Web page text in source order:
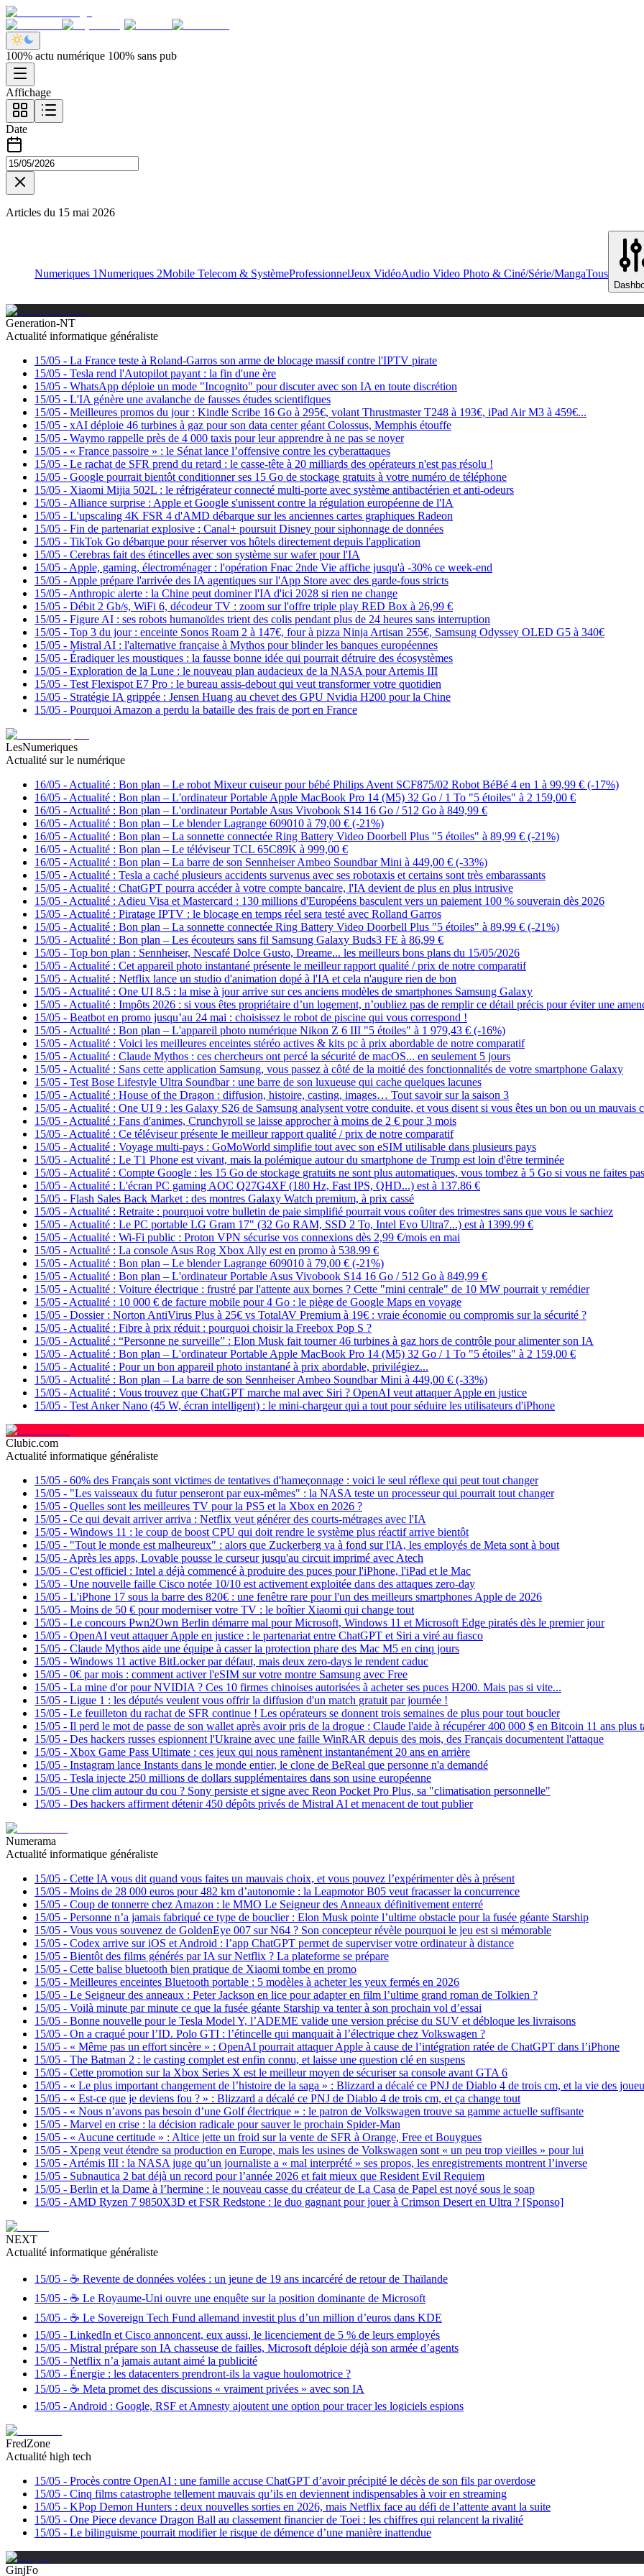
100% actu numérique 100% sans pub
Affichage
Date
Articles du 15 mai 2026
Numeriques 1Numeriques 2Mobile Telecom & SystèmeProfessionnelJeux VidéoAudio Video Photo & Ciné/Série/MangaTous
Generation-NT
Actualité informatique généraliste
15/05 - La France teste à Roland-Garros son arme de blocage massif contre l'IPTV pirate
15/05 - Tesla rend l'Autopilot payant : la fin d'une ère
15/05 - WhatsApp déploie un mode "Incognito" pour discuter avec son IA en toute discrétion
15/05 - L'IA génère une avalanche de fausses études scientifiques
15/05 - Meilleures promos du jour : Kindle Scribe 16 Go à 295€, volant Thrustmaster T248 à 193€, iPad Air M3 à 459€...
15/05 - xAI déploie 46 turbines à gaz pour son data center géant Colossus, Memphis étouffe
15/05 - Waymo rappelle près de 4 000 taxis pour leur apprendre à ne pas se noyer
15/05 - « France passoire » : le Sénat lance l’offensive contre les cyberattaques
15/05 - Le rachat de SFR prend du retard : le casse-tête à 20 milliards des opérateurs n'est pas résolu !
15/05 - Google pourrait bientôt conditionner ses 15 Go de stockage gratuits à votre numéro de téléphone
15/05 - Xiaomi Mijia 502L : le réfrigérateur connecté multi-porte avec système antibactérien et anti-odeurs
15/05 - Alliance surprise : Apple et Google s'unissent contre la régulation européenne de l'IA
15/05 - L'upscaling 4K FSR 4 d'AMD débarque sur les anciennes cartes graphiques Radeon
15/05 - Fin de partenariat explosive : Canal+ poursuit Disney pour siphonnage de données
15/05 - TikTok Go débarque pour réserver vos hôtels directement depuis l'application
15/05 - Cerebras fait des étincelles avec son système sur wafer pour l'IA
15/05 - Apple, gaming, électroménager : l'opération Fnac 2nde Vie affiche jusqu'à -30% ce week-end
15/05 - Apple prépare l'arrivée des IA agentiques sur l'App Store avec des garde-fous stricts
15/05 - Anthropic alerte : la Chine peut dominer l'IA d'ici 2028 si rien ne change
15/05 - Débit 2 Gb/s, WiFi 6, décodeur TV : zoom sur l'offre triple play RED Box à 26,99 €
15/05 - Figure AI : ses robots humanoïdes trient des colis pendant plus de 24 heures sans interruption
15/05 - Top 3 du jour : enceinte Sonos Roam 2 à 147€, four à pizza Ninja Artisan 255€, Samsung Odyssey OLED G5 à 340€
15/05 - Mistral AI : l'alternative française à Mythos pour blinder les banques européennes
15/05 - Éradiquer les moustiques : la fausse bonne idée qui pourrait détruire des écosystèmes
15/05 - Exploration de la Lune : le nouveau plan audacieux de la NASA pour Artemis III
15/05 - Test Flexispot E7 Pro : le bureau assis-debout qui veut transformer votre quotidien
15/05 - Stratégie IA grippée : Jensen Huang au chevet des GPU Nvidia H200 pour la Chine
15/05 - Pourquoi Amazon a perdu la bataille des frais de port en France
LesNumeriques
Actualité sur le numérique
16/05 - Actualité : Bon plan – Le robot Mixeur cuiseur pour bébé Philips Avent SCF875/02 Robot BéBé 4 en 1 à 99,99 € (-17%)
16/05 - Actualité : Bon plan – L'ordinateur Portable Apple MacBook Pro 14 (M5) 32 Go / 1 To "5 étoiles" à 2 159,00 €
16/05 - Actualité : Bon plan – L'ordinateur Portable Asus Vivobook S14 16 Go / 512 Go à 849,99 €
16/05 - Actualité : Bon plan – Le blender Lagrange 609010 à 79,00 € (-21%)
16/05 - Actualité : Bon plan – La sonnette connectée Ring Battery Video Doorbell Plus "5 étoiles" à 89,99 € (-21%)
16/05 - Actualité : Bon plan – Le téléviseur TCL 65C89K à 999,00 €
16/05 - Actualité : Bon plan – La barre de son Sennheiser Ambeo Soundbar Mini à 449,00 € (-33%)
15/05 - Actualité : Tesla a caché plusieurs accidents survenus avec ses robotaxis et certains sont très embarassants
15/05 - Actualité : ChatGPT pourra accéder à votre compte bancaire, l'IA devient de plus en plus intrusive
15/05 - Actualité : Adieu Visa et Mastercard : 130 millions d'Européens basculent vers un paiement 100 % souverain dès 2026
15/05 - Actualité : Piratage IPTV : le blocage en temps réel sera testé avec Rolland Garros
15/05 - Actualité : Bon plan – La sonnette connectée Ring Battery Video Doorbell Plus "5 étoiles" à 89,99 € (-21%)
15/05 - Actualité : Bon plan – Les écouteurs sans fil Samsung Galaxy Buds3 FE à 86,99 €
15/05 - Top bon plan : Sennheiser, Nescafé Dolce Gusto, Dreame... les meilleurs bons plans du 15/05/2026
15/05 - Actualité : Cet appareil photo instantané présente le meilleur rapport qualité / prix de notre comparatif
15/05 - Actualité : Netflix lance un studio d'animation dopé à l'IA et cela n'augure rien de bon
15/05 - Actualité : One UI 8.5 : la mise à jour arrive sur ces anciens modèles de smartphones Samsung Galaxy
15/05 - Actualité : Impôts 2026 : si vous êtes propriétaire d’un logement, n’oubliez pas de remplir ce détail précis pour éviter une
15/05 - Beatbot en promo jusqu’au 24 mai : choisissez le robot de piscine qui vous correspond !
15/05 - Actualité : Bon plan – L'appareil photo numérique Nikon Z 6 III "5 étoiles" à 1 979,43 € (-16%)
15/05 - Actualité : Voici les meilleures enceintes stéréo actives & kits pc à prix abordable de notre comparatif
15/05 - Actualité : Claude Mythos : ces chercheurs ont percé la sécurité de macOS... en seulement 5 jours
15/05 - Actualité : Sans cette application Samsung, vous passez à côté de la moitié des fonctionnalités de votre smartphone Galaxy
15/05 - Test Bose Lifestyle Ultra Soundbar : une barre de son luxueuse qui cache quelques lacunes
15/05 - Actualité : House of the Dragon : diffusion, histoire, casting, images… Tout savoir sur la saison 3
15/05 - Actualité : One UI 9 : les Galaxy S26 de Samsung analysent votre conduite, et vous disent si vous êtes un bon ou un mauvais
15/05 - Actualité : Fans d'animes, Crunchyroll se laisse approcher à moins de 2 € pour 3 mois
15/05 - Actualité : Ce téléviseur présente le meilleur rapport qualité / prix de notre comparatif
15/05 - Actualité : Voyage multi-pays : GoMoWorld simplifie tout avec son eSIM utilisable dans plusieurs pays
15/05 - Actualité : Le T1 Phone est vivant, mais la polémique autour du smartphone de Trump est loin d'être terminée
15/05 - Actualité : Compte Google : les 15 Go de stockage gratuits ne sont plus automatiques, vous tombez à 5 Go si vous ne faites
15/05 - Actualité : L'écran PC gaming AOC Q27G4XF (180 Hz, Fast IPS, QHD...) est à 137.86 €
15/05 - Flash Sales Back Market : des montres Galaxy Watch premium, à prix cassé
15/05 - Actualité : Retraite : pourquoi votre bulletin de paie simplifié pourrait vous coûter des trimestres sans que vous le sachiez
15/05 - Actualité : Le PC portable LG Gram 17" (32 Go RAM, SSD 2 To, Intel Evo Ultra7...) est à 1399.99 €
15/05 - Actualité : Wi-Fi public : Proton VPN sécurise vos connexions dès 2,99 €/mois en mai
15/05 - Actualité : La console Asus Rog Xbox Ally est en promo à 538.99 €
15/05 - Actualité : Bon plan – Le blender Lagrange 609010 à 79,00 € (-21%)
15/05 - Actualité : Bon plan – L'ordinateur Portable Asus Vivobook S14 16 Go / 512 Go à 849,99 €
15/05 - Actualité : Voiture électrique : frustré par l'attente aux bornes ? Cette "mini centrale" de 10 MW pourrait y remédier
15/05 - Actualité : 10 000 € de facture mobile pour 4 Go : le piège de Google Maps en voyage
15/05 - Dossier : Norton AntiVirus Plus à 25€ vs TotalAV Premium à 19€ : vraie économie ou compromis sur la sécurité ?
15/05 - Actualité : Fibre à prix réduit : pourquoi choisir la Freebox Pop S ?
15/05 - Actualité : “Personne ne surveille” : Elon Musk fait tourner 46 turbines à gaz hors de contrôle pour alimenter son IA
15/05 - Actualité : Bon plan – L'ordinateur Portable Apple MacBook Pro 14 (M5) 32 Go / 1 To "5 étoiles" à 2 159,00 €
15/05 - Actualité : Pour un bon appareil photo instantané à prix abordable, privilégiez...
15/05 - Actualité : Bon plan – La barre de son Sennheiser Ambeo Soundbar Mini à 449,00 € (-33%)
15/05 - Actualité : Vous trouvez que ChatGPT marche mal avec Siri ? OpenAI veut attaquer Apple en justice
15/05 - Test Anker Nano (45 W, écran intelligent) : le mini-chargeur qui a tout pour séduire les utilisateurs d'iPhone
Clubic.com
Actualité informatique généraliste
15/05 - 60% des Français sont victimes de tentatives d'hameçonnage : voici le seul réflexe qui peut tout changer
15/05 - "Les vaisseaux du futur penseront par eux-mêmes" : la NASA teste un processeur qui pourrait tout changer
15/05 - Quelles sont les meilleures TV pour la PS5 et la Xbox en 2026 ?
15/05 - Ce qui devait arriver arriva : Netflix veut générer des courts-métrages avec l'IA
15/05 - Windows 11 : le coup de boost CPU qui doit rendre le système plus réactif arrive bientôt
15/05 - "Tout le monde est malheureux" : alors que Zuckerberg va à fond sur l'IA, les employés de Meta sont à bout
15/05 - Après les apps, Lovable pousse le curseur jusqu'au circuit imprimé avec Atech
15/05 - C'est officiel : Intel a déjà commencé à produire des puces pour l'iPhone, l'iPad et le Mac
15/05 - Une nouvelle faille Cisco notée 10/10 est activement exploitée dans des attaques zero-day
15/05 - L'iPhone 17 sous la barre des 820€ : une fenêtre rare pour l'un des meilleurs smartphones Apple de 2026
15/05 - Moins de 50 € pour moderniser votre TV : le boîtier Xiaomi qui change tout
15/05 - Le concours Pwn2Own Berlin démarre mal pour Microsoft, Windows 11 et Microsoft Edge piratés dès le premier jour
15/05 - OpenAI veut attaquer Apple en justice : le partenariat entre ChatGPT et Siri a viré au fiasco
15/05 - Claude Mythos aide une équipe à casser la protection phare des Mac M5 en cinq jours
15/05 - Windows 11 active BitLocker par défaut, mais deux zero-days le rendent caduc
15/05 - 0€ par mois : comment activer l'eSIM sur votre montre Samsung avec Free
15/05 - La mine d'or pour NVIDIA ? Ces 10 firmes chinoises autorisées à acheter ses puces H200. Mais pas si vite...
15/05 - Ligue 1 : les députés veulent vous offrir la diffusion d'un match gratuit par journée !
15/05 - Le feuilleton du rachat de SFR continue ! Les opérateurs se donnent trois semaines de plus pour tout boucler
15/05 - Il perd le mot de passe de son wallet après avoir pris de la drogue : Claude l'aide à récupérer 400 000 $ en Bitcoin 11 ans plus
15/05 - Des hackers russes espionnent l'Ukraine avec une faille WinRAR depuis des mois, des Français documentent l'attaque
15/05 - Xbox Game Pass Ultimate : ces jeux qui nous ramènent instantanément 20 ans en arrière
15/05 - Instagram lance Instants dans le monde entier, le clone de BeReal que personne n'a demandé
15/05 - Tesla injecte 250 millions de dollars supplémentaires dans son usine européenne
15/05 - Une clim autour du cou ? Sony persiste et signe avec Reon Pocket Pro Plus, sa "climatisation personnelle"
15/05 - Des hackers affirment détenir 450 dépôts privés de Mistral AI et menacent de tout publier
Numerama
Actualité informatique généraliste
15/05 - Cette IA vous dit quand vous faites un mauvais choix, et vous pouvez l’expérimenter dès à présent
15/05 - Moins de 28 000 euros pour 482 km d’autonomie : la Leapmotor B05 veut fracasser la concurrence
15/05 - Coup de tonnerre chez Amazon : le MMO Le Seigneur des Anneaux définitivement enterré
15/05 - Personne n’a jamais fabriqué ce type de bouclier : Elon Musk pointe l’ultime obstacle pour la fusée géante Starship
15/05 - Vous vous souvenez de GoldenEye 007 sur N64 ? Son concepteur révèle pourquoi le jeu est si mémorable
15/05 - Codex arrive sur iOS et Android : l’app ChatGPT permet de superviser votre ordinateur à distance
15/05 - Bientôt des films générés par IA sur Netflix ? La plateforme se prépare
15/05 - Cette balise bluetooth bien pratique de Xiaomi tombe en promo
15/05 - Meilleures enceintes Bluetooth portable : 5 modèles à acheter les yeux fermés en 2026
15/05 - Le Seigneur des anneaux : Peter Jackson en lice pour adapter en film l’ultime grand roman de Tolkien ?
15/05 - Voilà minute par minute ce que la fusée géante Starship va tenter à son prochain vol d’essai
15/05 - Bonne nouvelle pour le Tesla Model Y, l’ADEME valide une version précise du SUV et débloque les livraisons
15/05 - On a craqué pour l’ID. Polo GTI : l’étincelle qui manquait à l’électrique chez Volkswagen ?
15/05 - « Même pas un effort sincère » : OpenAI pourrait attaquer Apple à cause de l’intégration ratée de ChatGPT dans l’iPhone
15/05 - The Batman 2 : le casting complet est enfin connu, et laisse une question clé en suspens
15/05 - Cette promotion sur la Xbox Series X est le meilleur moyen de sécuriser sa console avant GTA 6
15/05 - « Le plus important changement de l’histoire de la saga » : Blizzard a décalé ce PNJ de Diablo 4 de trois cm, et la vie des
15/05 - « Est-ce que je deviens fou ? » : Blizzard a décalé ce PNJ de Diablo 4 de trois cm, et ça change tout
15/05 - « Nous n’avons pas besoin d’une Golf électrique » : le patron de Volkswagen trouve sa gamme actuelle suffisante
15/05 - Marvel en crise : la décision radicale pour sauver le prochain Spider-Man
15/05 - « Aucune certitude » : Altice jette un froid sur la vente de SFR à Orange, Free et Bouygues
15/05 - Xpeng veut étendre sa production en Europe, mais les usines de Volkswagen sont « un peu trop vieilles » pour lui
15/05 - Artémis III : la NASA juge qu’un journaliste a « mal interprété » ses propos, les enregistrements montrent l’inverse
15/05 - Subnautica 2 bat déjà un record pour l’année 2026 et fait mieux que Resident Evil Requiem
15/05 - Berlin et la Dame à l’hermine : le nouveau casse du créateur de La Casa de Papel est noyé sous le soap
15/05 - AMD Ryzen 7 9850X3D et FSR Redstone : le duo gagnant pour jouer à Crimson Desert en Ultra ? [Sponso]
NEXT
Actualité informatique généraliste
15/05 - ☕️ Revente de données volées : un jeune de 19 ans incarcéré de retour de Thaïlande
15/05 - ☕️ Le Royaume-Uni ouvre une enquête sur la position dominante de Microsoft
15/05 - ☕️ Le Sovereign Tech Fund allemand investit plus d’un million d’euros dans KDE
15/05 - LinkedIn et Cisco annoncent, eux aussi, le licenciement de 5 % de leurs employés
15/05 - Mistral prépare son IA chasseuse de failles, Microsoft déploie déjà son armée d’agents
15/05 - Netflix n’a jamais autant aimé la publicité
15/05 - Énergie : les datacenters prendront-ils la vague houlomotrice ?
15/05 - ☕️ Meta promet des discussions « vraiment privées » avec son IA
15/05 - Android : Google, RSF et Amnesty ajoutent une option pour tracer les logiciels espions
FredZone
Actualité high tech
15/05 - Procès contre OpenAI : une famille accuse ChatGPT d’avoir précipité le décès de son fils par overdose
15/05 - Cinq films catastrophe tellement mauvais qu’ils en deviennent indispensables à voir en streaming
15/05 - KPop Demon Hunters : deux nouvelles sorties en 2026, mais Netflix face au défi de l’attente avant la suite
15/05 - One Piece devance Dragon Ball au classement financier de Toei : les chiffres qui relancent la rivalité
15/05 - Le bilinguisme pourrait modifier le risque de démence d’une manière inattendue
GinjFo